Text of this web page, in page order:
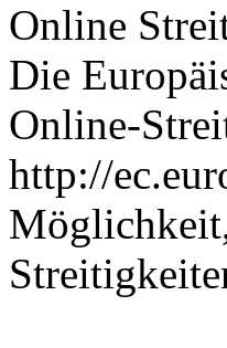
Online
Die
Online-
http://